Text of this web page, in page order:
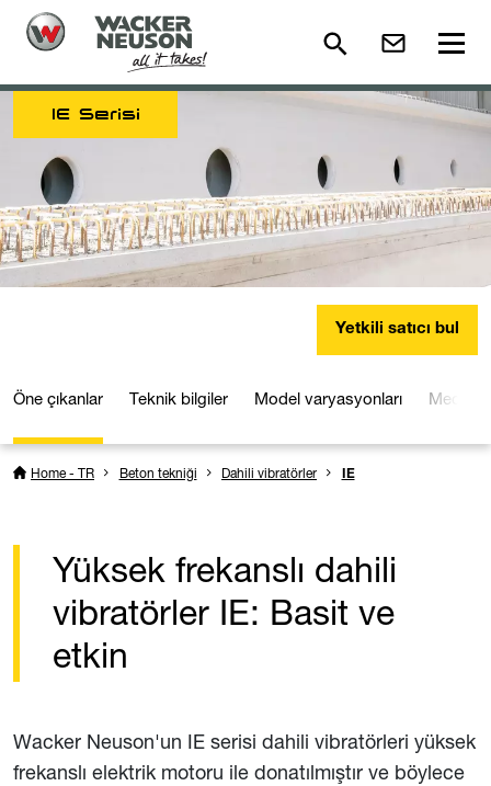
IE Serisi
Yetkili satıcı bul
Öne çıkanlar Teknik bilgiler Model varyasyonları Medya
Home - TR Beton tekniği Dahili vibratörler IE
Yüksek frekanslı dahili
vibratörler IE: Basit ve
etkin
Wacker Neuson'un IE serisi dahili vibratörleri yüksek
frekanslı elektrik motoru ile donatılmıştır ve böylece